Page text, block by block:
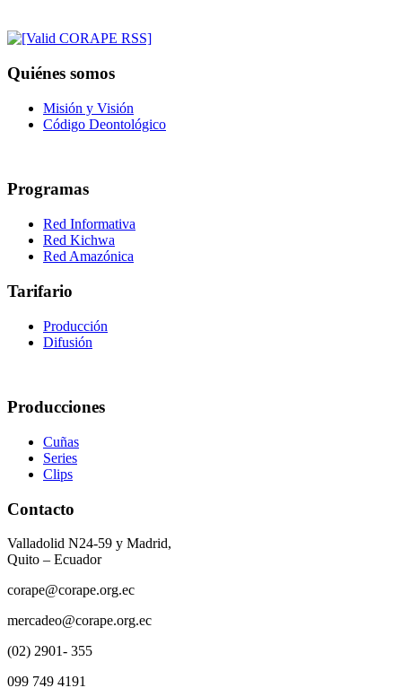
Quiénes somos
Misión y Visión
Código Deontológico
Programas
Red Informativa
Red Kichwa
Red Amazónica
Tarifario
Producción
Difusión
Producciones
Cuñas
Series
Clips
Contacto
Valladolid N24-59 y Madrid,
Quito – Ecuador
corape@corape.org.ec
mercadeo@corape.org.ec
(02) 2901- 355
099 749 4191